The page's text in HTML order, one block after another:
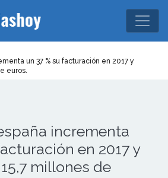
un 37 % su facturación en 2017 y
euros.
incrementa
en 2017 y
millones de